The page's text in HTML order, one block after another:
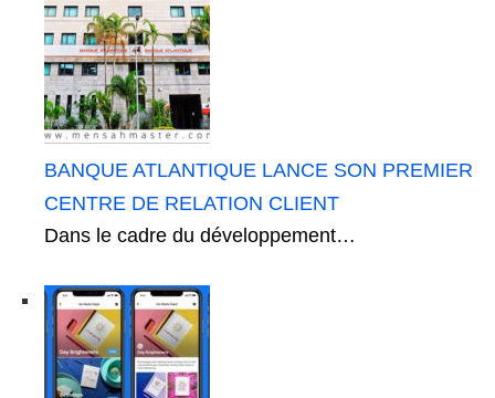
BANQUE ATLANTIQUE LANCE SON PREMIER
CENTRE DE RELATION CLIENT
Dans le cadre du développement…